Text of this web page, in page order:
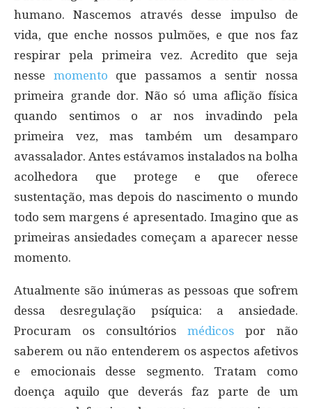
humano. Nascemos através desse impulso de
vida, que enche nossos pulmões, e que nos faz
respirar pela primeira vez. Acredito que seja
nesse momento que passamos a sentir nossa
primeira grande dor. Não só uma aflição física
quando sentimos o ar nos invadindo pela
primeira vez, mas também um desamparo
avassalador. Antes estávamos instalados na bolha
acolhedora que protege e que oferece
sustentação, mas depois do nascimento o mundo
todo sem margens é apresentado. Imagino que as
primeiras ansiedades começam a aparecer nesse
momento.
Atualmente são inúmeras as pessoas que sofrem
dessa desregulação psíquica: a ansiedade.
Procuram os consultórios médicos por não
saberem ou não entenderem os aspectos afetivos
e emocionais desse segmento. Tratam como
doença aquilo que deverás faz parte de um